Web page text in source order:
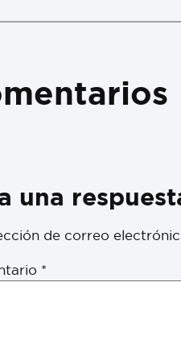
una
de correo
*